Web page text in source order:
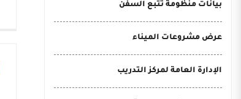
بيانات منظومة تتبع السفن
عرض مشروعات الميناء
الإدارة العامة لمركز التدريب